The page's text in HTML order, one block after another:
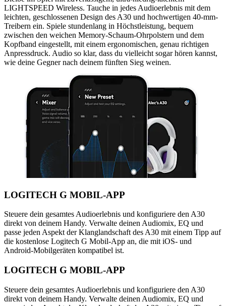
LIGHTSPEED Wireless. Tauche in jedes Audioerlebnis mit dem
leichten, geschlossenen Design des A30 und hochwertigen 40-mm-
Treibern ein. Spiele stundenlang in Höchstleistung, bequem
zwischen den weichen Memory-Schaum-Ohrpolstern und dem
Kopfband eingestellt, mit einem ergonomischen, genau richtigen
Anpressdruck. Audio so klar, dass du vielleicht sogar hören kannst,
wie deine Gegner nach deinem fünften Sieg weinen.
LOGITECH G MOBIL-APP
Steuere dein gesamtes Audioerlebnis und konfiguriere den A30
direkt von deinem Handy. Verwalte deinen Audiomix, EQ und
passe jeden Aspekt der Klanglandschaft des A30 mit einem Tipp auf
die kostenlose Logitech G Mobil-App an, die mit iOS- und
Android-Mobilgeräten kompatibel ist.
LOGITECH G MOBIL-APP
Steuere dein gesamtes Audioerlebnis und konfiguriere den A30
direkt von deinem Handy. Verwalte deinen Audiomix, EQ und